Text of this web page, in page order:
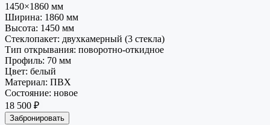
1450×1860 мм
Ширина: 1860 мм
Высота: 1450 мм
Стеклопакет: двухкамерный (3 стекла)
Тип открывания: поворотно-откидное
Профиль: 70 мм
Цвет: белый
Материал: ПВХ
Состояние: новое
18 500 ₽
Забронировать